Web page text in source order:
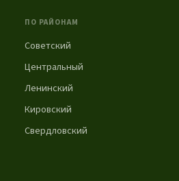
ПО РАЙОНАМ
Советский
Центральный
Ленинский
Кировский
Свердловский